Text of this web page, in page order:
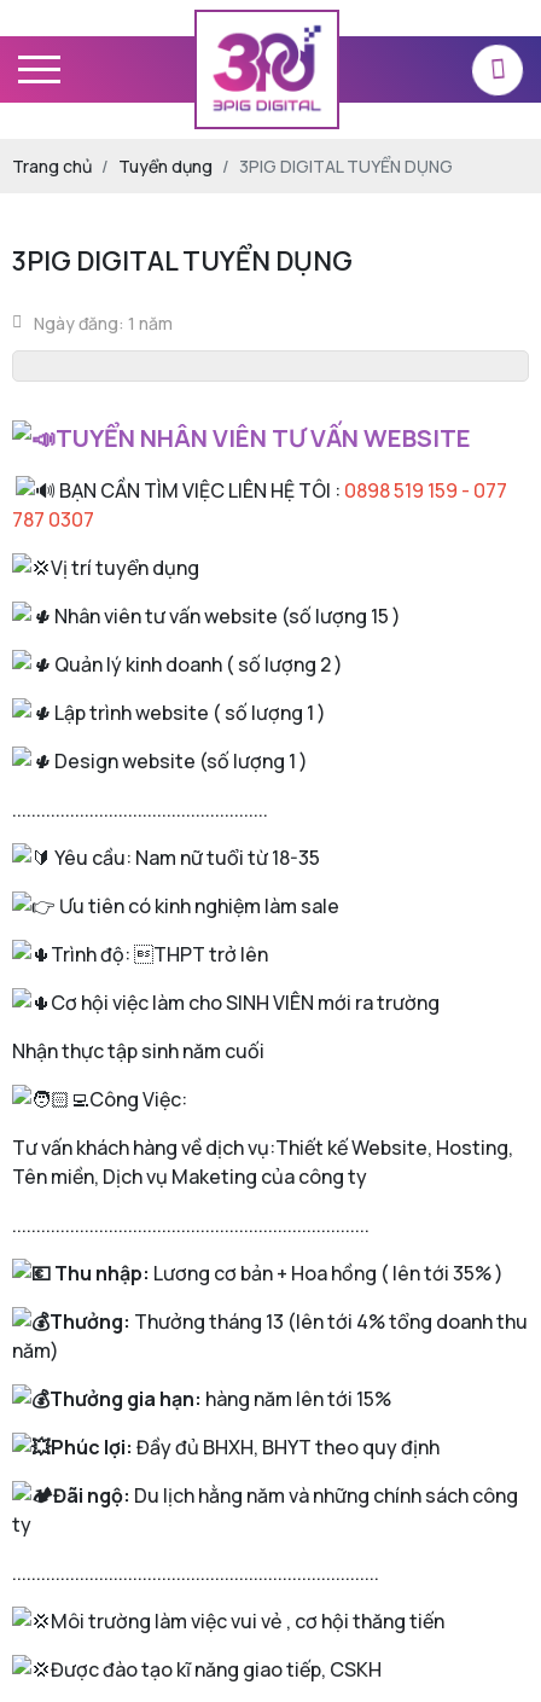
Trang chủ Tuyển dụng 3PIG DIGITAL TUYỂN DỤNG
3PIG DIGITAL TUYỂN DỤNG
Ngày đăng: 1 năm
TUYỂN NHÂN VIÊN TƯ VẤN WEBSITE
BẠN CẦN TÌM VIỆC LIÊN HỆ TÔI : 0898 519 159 - 077
787 0307
Vị trí tuyển dụng
Nhân viên tư vấn website (số lượng 15 )
Quản lý kinh doanh ( số lượng 2 )
Lập trình website ( số lượng 1 )
Design website (số lượng 1 )
.....................................................
Yêu cầu: Nam nữ tuổi từ 18-35
Ưu tiên có kinh nghiệm làm sale
Trình độ: THPT trở lên
Cơ hội việc làm cho SINH VIÊN mới ra trường
Nhận thực tập sinh năm cuối
Công Việc:
Tư vấn khách hàng về dịch vụ:Thiết kế Website, Hosting,
Tên miền, Dịch vụ Maketing của công ty
..........................................................................
Thu nhập: Lương cơ bản + Hoa hồng ( lên tới 35% )
Thưởng: Thưởng tháng 13 (lên tới 4% tổng doanh thu
năm)
Thưởng gia hạn: hàng năm lên tới 15%
Phúc lợi: Đầy đủ BHXH, BHYT theo quy định
Đãi ngộ: Du lịch hằng năm và những chính sách công
ty
............................................................................
Môi trường làm việc vui vẻ , cơ hội thăng tiến
Được đào tạo kĩ năng giao tiếp, CSKH